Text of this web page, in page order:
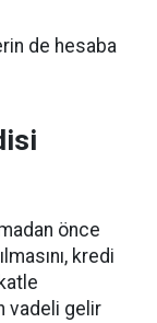
de hesaba
önce
kredi
vadeli gelir